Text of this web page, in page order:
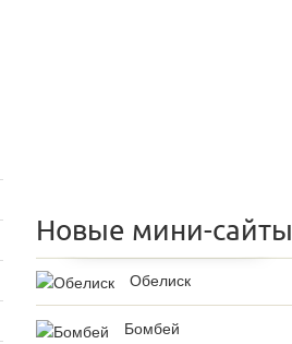
Новые мини-сайты
Обелиск
Бомбей